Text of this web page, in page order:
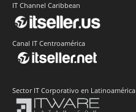
IT Channel Caribbean
Canal IT Centroamérica
Sector IT Corporativo en Latinoamérica